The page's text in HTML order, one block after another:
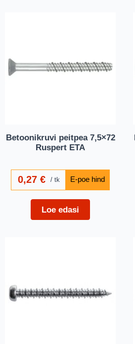
Betoonikruvi peitpea 7,5×72
Ruspert ETA
0,27€ tk
Loe edasi